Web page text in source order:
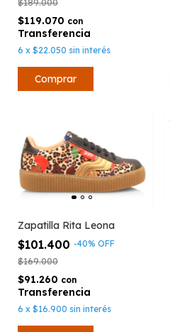
$189.000
$119.070 con
6 x $22.050 sin interés
Comprar
Zapatilla Rita Leona
$101.400 -40% OFF
$169.000
$91.260 con
6 x $16.900 sin interés